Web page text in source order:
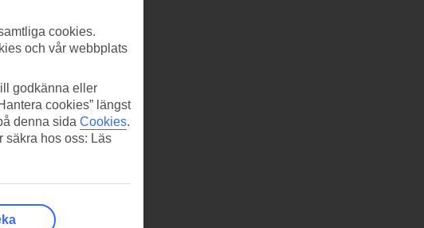
cookies.
och vår webbplats
godkänna eller
cookies” längst
denna sida Cookies.
säkra hos oss: Läs